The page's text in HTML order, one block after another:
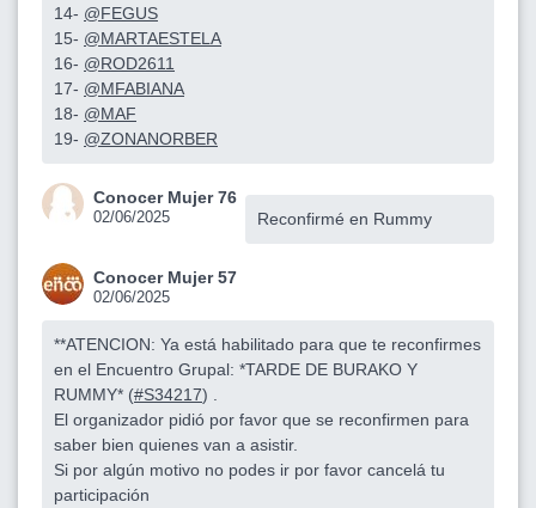
14- @FEGUS
15- @MARTAESTELA
16- @ROD2611
17- @MFABIANA
18- @MAF
19- @ZONANORBER
Conocer Mujer 76
02/06/2025 Reconfirmé en Rummy
Conocer Mujer 57
02/06/2025
**ATENCION: Ya está habilitado para que te reconfirmes
en el Encuentro Grupal: *TARDE DE BURAKO Y
RUMMY* (#S34217) .
El organizador pidió por favor que se reconfirmen para
saber bien quienes van a asistir.
Si por algún motivo no podes ir por favor cancelá tu
participación